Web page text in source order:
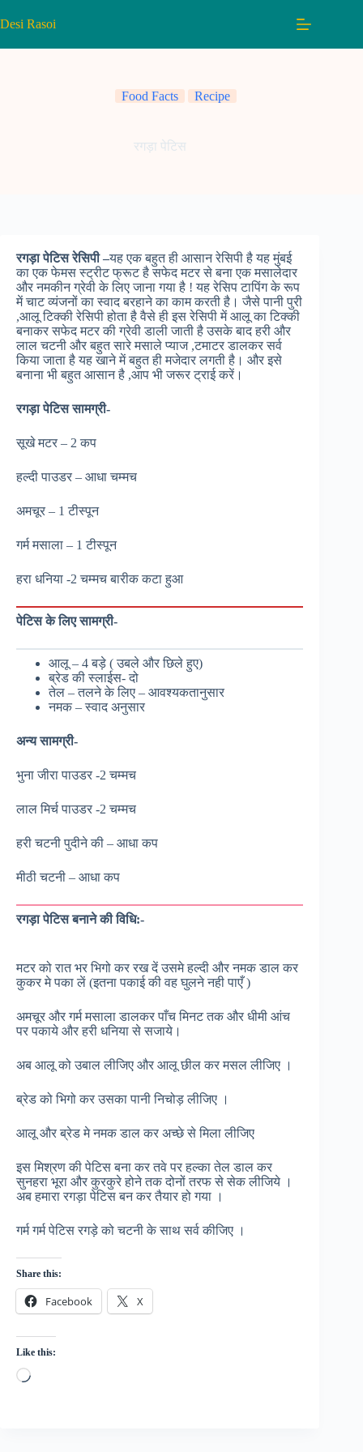
to
Desi Rasoi
Food Facts Recipe
रगड़ा पेटिस
रगड़ा पेटिस रेसिपी –यह एक बहुत ही आसान रेसिपी है यह मुंबई
का एक फेमस स्ट्रीट फ्रूट है सफेद मटर से बना एक मसालेदार
और नमकीन ग्रेवी के लिए जाना गया है ! यह रेसिप टापिंग के रूप
में चाट व्यंजनों का स्वाद बरहाने का काम करती है। जैसे पानी पुरी
,आलू टिक्की रेसिपी होता है वैसे ही इस रेसिपी में आलू का टिक्की
बनाकर सफेद मटर की ग्रेवी डाली जाती है उसके बाद हरी और
लाल चटनी और बहुत सारे मसाले प्याज ,टमाटर डालकर सर्व
किया जाता है यह खाने में बहुत ही मजेदार लगती है। और इसे
बनाना भी बहुत आसान है ,आप भी जरूर ट्राई करें।
रगड़ा पेटिस सामग्री-
सूखे मटर – 2 कप
हल्दी पाउडर – आधा चम्मच
अमचूर – 1 टीस्पून
गर्म मसाला – 1 टीस्पून
हरा धनिया -2 चम्मच बारीक कटा हुआ
पेटिस के लिए सामग्री-
आलू – 4 बड़े ( उबले और छिले हुए)
ब्रेड की स्लाईस- दो
तेल – तलने के लिए – आवश्यकतानुसार
नमक – स्वाद अनुसार
अन्य सामग्री-
भुना जीरा पाउडर -2 चम्मच
लाल मिर्च पाउडर -2 चम्मच
हरी चटनी पुदीने की – आधा कप
मीठी चटनी – आधा कप
रगड़ा पेटिस बनाने की विधि:-
मटर को रात भर भिगो कर रख दें उसमे हल्दी और नमक डाल कर
कुकर मे पका लें (इतना पकाई की वह घुलने नही पाएँ )
अमचूर और गर्म मसाला डालकर पाँच मिनट तक और धीमी आंच
पर पकाये और हरी धनिया से सजाये।
अब आलू को उबाल लीजिए और आलू छील कर मसल लीजिए ।
ब्रेड को भिगो कर उसका पानी निचोड़ लीजिए ।
आलू और ब्रेड मे नमक डाल कर अच्छे से मिला लीजिए
इस मिश्रण की पेटिस बना कर तवे पर हल्का तेल डाल कर
सुनहरा भूरा और कुरकुरे होने तक दोनों तरफ से सेक लीजिये ।
अब हमारा रगड़ा पेटिस बन कर तैयार हो गया ।
गर्म गर्म पेटिस रगड़े को चटनी के साथ सर्व कीजिए ।
Share this:
Facebook X
Like this:
Loading…